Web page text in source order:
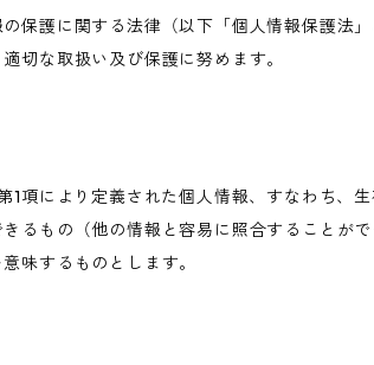
保護に関する法律（以下「個人情報保護法
切な取扱い及び保護に努めます。
項により定義された個人情報、すなわち、
るもの（他の情報と容易に照合することが
味するものとします。